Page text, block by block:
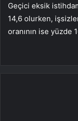
Geçici eksik
14,6 olurken,
oranının ise yüzde